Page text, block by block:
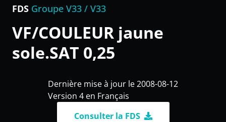
VF/COULEUR jaune
sole.SAT 0,25
FDS Groupe V33 / V33
Dernière mise à jour le 2008-08-12
Version 4 en Français
Consulter la FDS